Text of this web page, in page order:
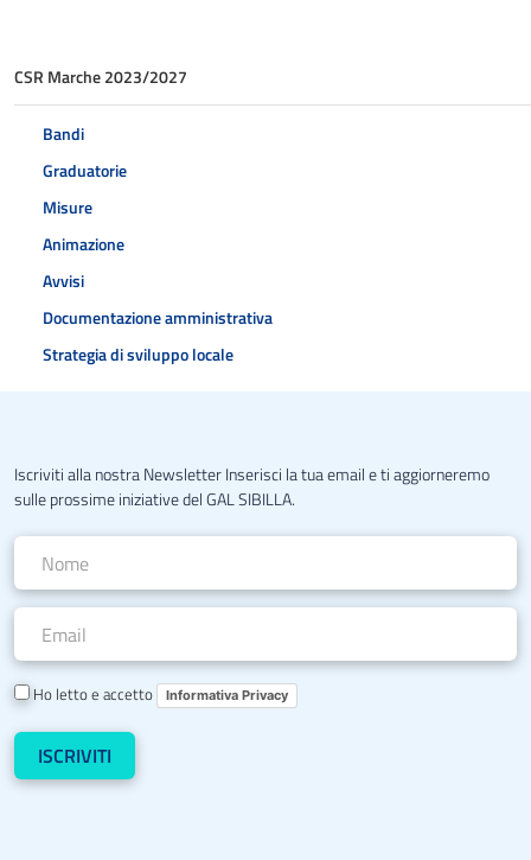
CSR Marche 2023/2027
Bandi
Graduatorie
Misure
Animazione
Avvisi
Documentazione amministrativa
Strategia di sviluppo locale
Iscriviti alla nostra Newsletter Inserisci la tua email e ti aggiorneremo
sulle prossime iniziative del GAL SIBILLA.
Ho letto e accetto Informativa Privacy